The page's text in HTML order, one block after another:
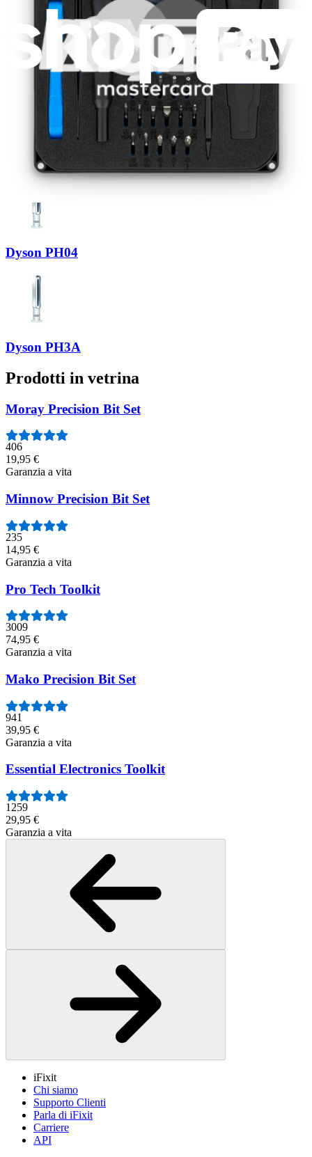
Dyson PH02
Dyson PH03
Dyson PH04
Dyson PH3A
Prodotti in vetrina
Moray Precision Bit Set
406
19,95 €
Garanzia a vita
Minnow Precision Bit Set
235
14,95 €
Garanzia a vita
Pro Tech Toolkit
3009
74,95 €
Garanzia a vita
Mako Precision Bit Set
941
39,95 €
Garanzia a vita
Essential Electronics Toolkit
1259
29,95 €
Garanzia a vita
iFixit
Chi siamo
Supporto Clienti
Parla di iFixit
Carriere
API